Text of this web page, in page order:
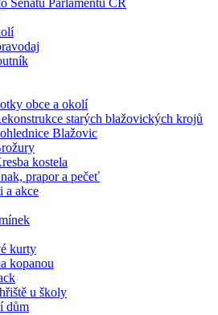
Senátu Parlamentu ČR
obce a okolí
starých blažovických krojů
Blažovic
kostela
prapor a pečeť
a akce
kurty
kopanou
u školy
dům